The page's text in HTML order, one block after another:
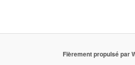
Fièrement propulsé par